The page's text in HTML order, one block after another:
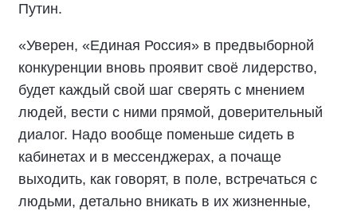
Путин.
«Уверен, «Единая Россия» в предвыборной
конкуренции вновь проявит своё лидерство,
будет каждый свой шаг сверять с мнением
людей, вести с ними прямой, доверительный
диалог. Надо вообще поменьше сидеть в
кабинетах и в мессенджерах, а почаще
выходить, как говорят, в поле, встречаться с
людьми, детально вникать в их жизненные,